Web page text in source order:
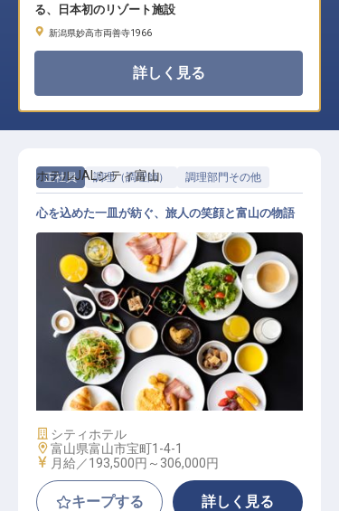
る、日本初のリゾート施設
新潟県妙高市両善寺1966
詳しく見る
正社員 調理（調理師） 調理部門その他
レストラン一般スタッフ
ホテルJALシティ富山
心を込めた一皿が紡ぐ、旅人の笑顔と富山の物語
施設業態
シティホテル
勤務地
富山県富山市宝町1-4-1
給与
月給／193,500円～ 306,000円
キープする 詳しく見る